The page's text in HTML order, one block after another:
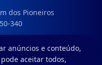
dos Pioneiros
340
um e-mail para:
anúncios e conteúdo,
aceitar todos,